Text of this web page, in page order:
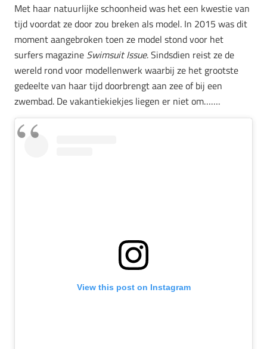
Met haar natuurlijke schoonheid was het een kwestie van
tijd voordat ze door zou breken als model. In 2015 was dit
moment aangebroken toen ze model stond voor het
surfers magazine Swimsuit Issue. Sindsdien reist ze de
wereld rond voor modellenwerk waarbij ze het grootste
gedeelte van haar tijd doorbrengt aan zee of bij een
zwembad. De vakantiekiekjes liegen er niet om…….
View this post on Instagram